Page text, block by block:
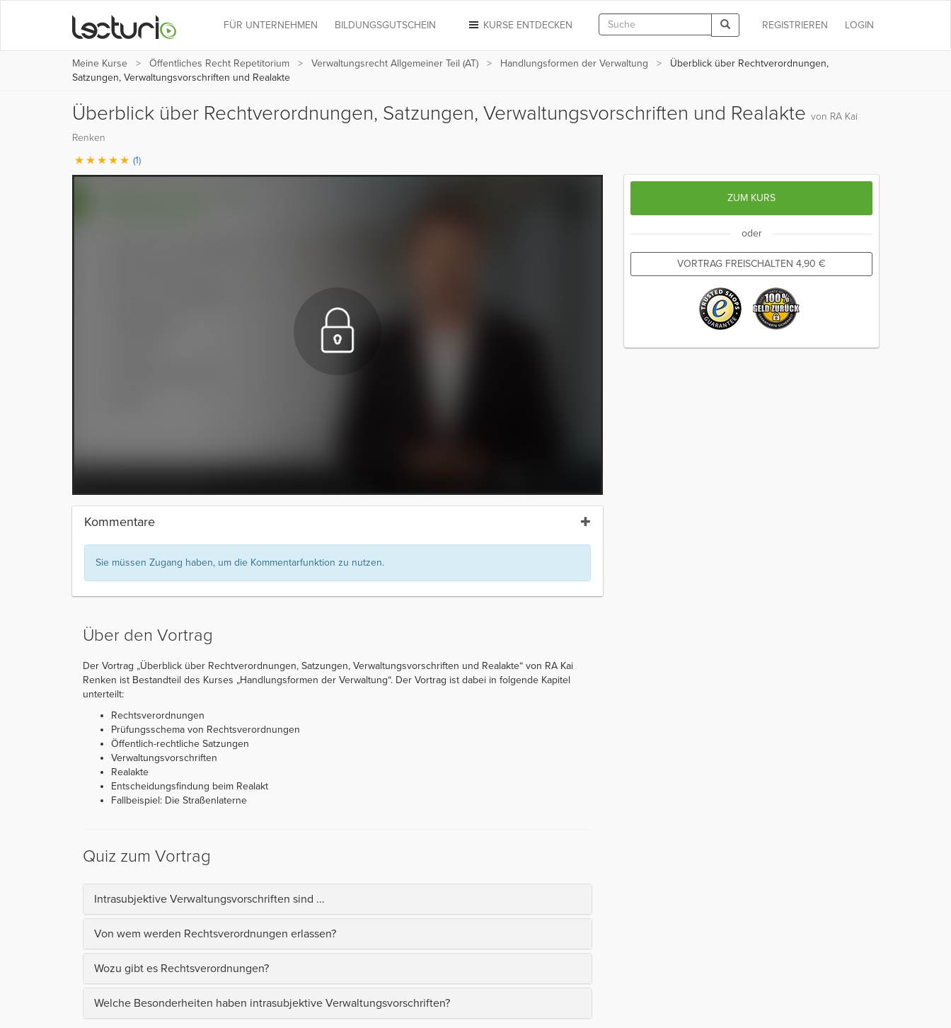
LOGIN
REGISTRIEREN
KURSE ENTDECKEN
FÜR UNTERNEHMEN BILDUNGSGUTSCHEIN
Meine Kurse Öffentliches Recht Repetitorium Verwaltungsrecht Allgemeiner Teil (AT) Handlungsformen der Verwaltung
Überblick über Rechtverordnungen,
Satzungen, Verwaltungsvorschriften und Realakte
Überblick über Rechtverordnungen, Satzungen, Verwaltungsvorschriften und Realakte von RA Kai
Renken
(1)
Kommentare
Sie müssen Zugang haben, um die Kommentarfunktion zu nutzen.
Über den Vortrag
Der Vortrag „Überblick über Rechtverordnungen, Satzungen, Verwaltungsvorschriften und Realakte“ von RA Kai
Renken ist Bestandteil des Kurses „Handlungsformen der Verwaltung“. Der Vortrag ist dabei in folgende Kapitel
unterteilt:
Rechtsverordnungen
Prüfungsschema von Rechtsverordnungen
Öffentlich-rechtliche Satzungen
Verwaltungsvorschriften
Realakte
Entscheidungsfindung beim Realakt
Fallbeispiel: Die Straßenlaterne
Quiz zum Vortrag
Intrasubjektive Verwaltungsvorschriften sind ...
Von wem werden Rechtsverordnungen erlassen?
Wozu gibt es Rechtsverordnungen?
Welche Besonderheiten haben intrasubjektive Verwaltungsvorschriften?
ZUM KURS
oder
VORTRAG FREISCHALTEN 4,90 €